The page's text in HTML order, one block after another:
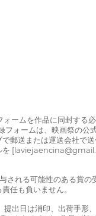
ームを作品に同封する
フォームは、映画祭の
送または運送会社で
を
れる可能性のある賞
任も負いません。
、提出日は消印、出